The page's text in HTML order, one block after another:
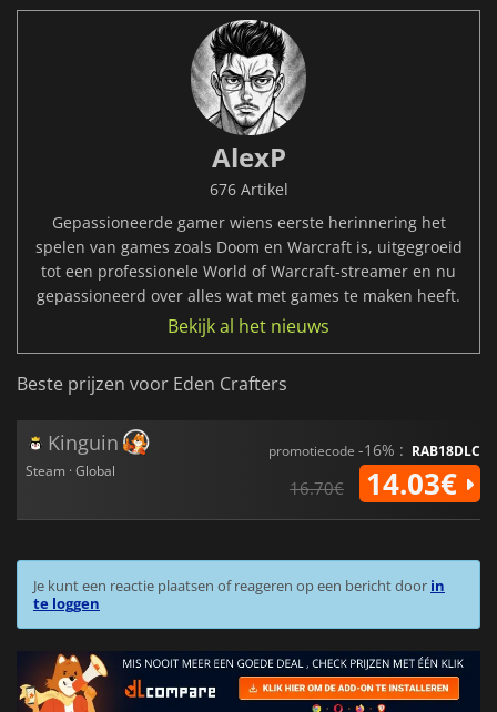
AlexP
676 Artikel
Gepassioneerde gamer wiens eerste herinnering het
spelen van games zoals Doom en Warcraft is, uitgegroeid
tot een professionele World of Warcraft-streamer en nu
gepassioneerd over alles wat met games te maken heeft.
Bekijk al het nieuws
Beste prijzen voor Eden Crafters
Kinguin
Steam · Global
promotiecode -16% : RAB18DLC
16.70€ 14.03€
Je kunt een reactie plaatsen of reageren op een bericht door in
te loggen